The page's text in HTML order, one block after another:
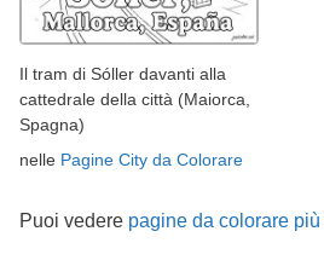
Il tram di Sóller davanti alla
cattedrale della città (Maiorca,
Spagna)
nelle Pagine City da Colorare
Puoi vedere pagine da colorare